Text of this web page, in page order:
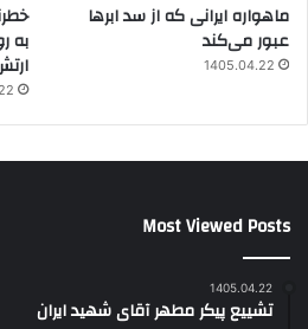
ماهواره ایرانی که از سد ابرها
عبور می‌کند
1405.04.22
به
Most Viewed Posts
1405.04.22
تشییع پیکر مطهر آقای شهید ایران